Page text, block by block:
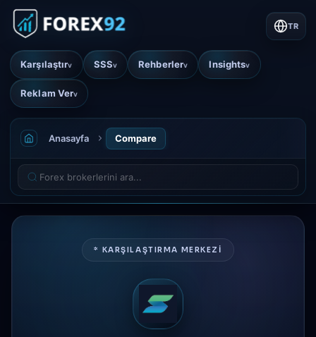
Karşılaştırv SSSv Rehberlerv Insightsv
Reklam Verv
TR
Anasayfa Compare
* KARŞILAŞTIRMA MERKEZİ